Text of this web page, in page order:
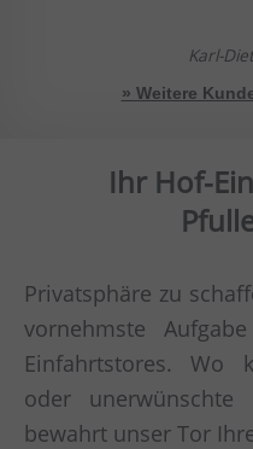
Karl-
» Weitere
Ihr Hof-
Privatsphäre zu
vornehmste
Einfahrtstores. Wo
oder unerwünschte
bewahrt unser Tor